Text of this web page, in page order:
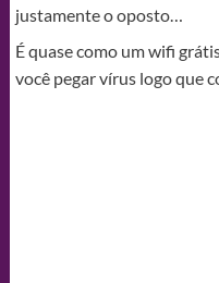
justamente o oposto…
É quase como um wifi
você pegar vírus logo que